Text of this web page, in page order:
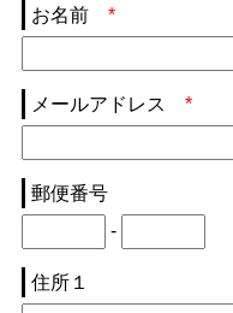
お名前 *
メールアドレス *
郵便番号
-
住所１